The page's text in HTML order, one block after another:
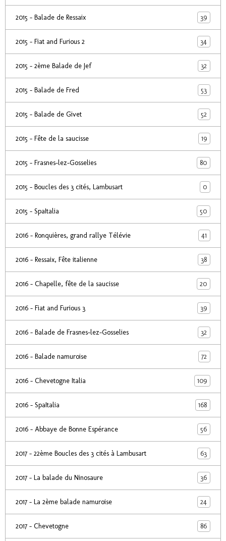
2015 - Balade de Ressaix 39
2015 - Fiat and Furious 2 34
2015 - 2ème Balade de Jef 32
2015 - Balade de Fred 53
2015 - Balade de Givet 52
2015 - Fête de la saucisse 19
2015 - Frasnes-lez-Gosselies 80
2015 - Boucles des 3 cités, Lambusart 0
2015 - SpaItalia 50
2016 - Ronquières, grand rallye Télévie 41
2016 - Ressaix, Fête italienne 38
2016 - Chapelle, fête de la saucisse 20
2016 - Fiat and Furious 3 39
2016 - Balade de Frasnes-lez-Gosselies 32
2016 - Balade namuroise 72
2016 - Chevetogne Italia 109
2016 - SpaItalia 168
2016 - Abbaye de Bonne Espérance 56
2017 - 22ème Boucles des 3 cités à Lambusart 63
2017 - La balade du Ninosaure 36
2017 - La 2ème balade namuroise 24
2017 - Chevetogne 86